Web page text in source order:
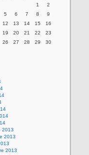
1
2
5 6 7 8
9
12 13 14 15
16
19 20 21 22
23
26 27 28 29
30
2013
2013
2013